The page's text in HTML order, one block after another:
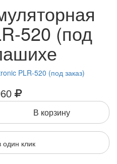
520 (под
В корзину
один клик